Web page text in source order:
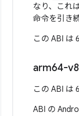
なり、これ
命令を引き
この ABI は
arm64-
この ABI は
ABI の